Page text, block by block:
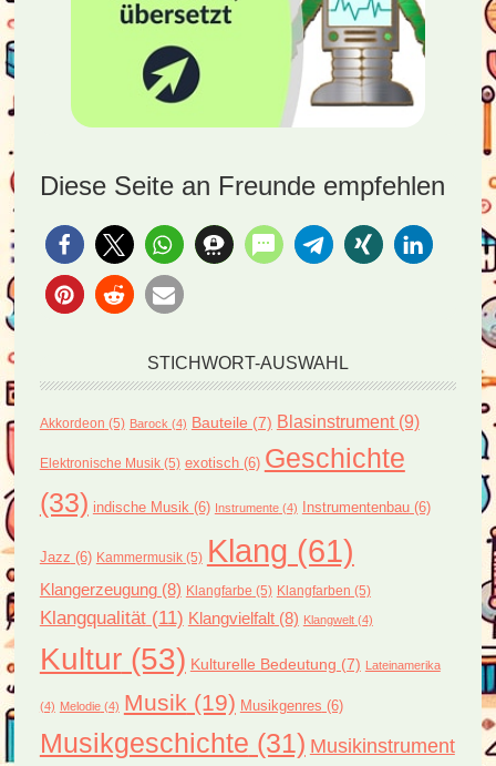
Diese Seite an Freunde empfehlen
STICHWORT-AUSWAHL
Akkordeon (5) Barock (4) Bauteile (7) Blasinstrument(9)
Elektronische Musik(5) exotisch(6) Geschichte
(33) indische Musik (6) Instrumente(4) Instrumentenbau(6)
Jazz (6) Kammermusik(5) Klang (61)
Klangerzeugung(8) Klangfarbe (5) Klangfarben (5)
Klangqualität(11) Klangvielfalt(8) Klangwelt(4)
Kultur(53) Kulturelle Bedeutung (7) Lateinamerika
(4) Melodie(4) Musik (19) Musikgenres (6)
Musikgeschichte (31) Musikinstrument